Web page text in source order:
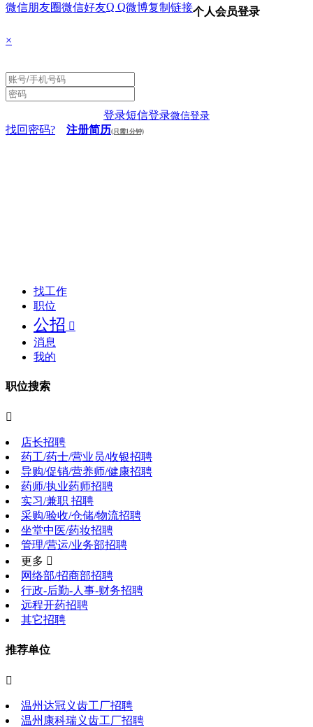
微信朋友圈微信好友Q Q微博复制链接个人会员登录
×
登录短信登录微信登录
找回密码? 注册简历(只需1分钟)
找工作
职位
公招 
消息
我的
职位搜索

店长招聘
药工/药士/营业员/收银招聘
导购/促销/营养师/健康招聘
药师/执业药师招聘
实习/兼职 招聘
采购/验收/仓储/物流招聘
坐堂中医/药妆招聘
管理/营运/业务部招聘
更多 
网络部/招商部招聘
行政-后勤-人事-财务招聘
远程开药招聘
其它招聘
推荐单位

温州达冠义齿工厂招聘
温州康科瑞义齿工厂招聘